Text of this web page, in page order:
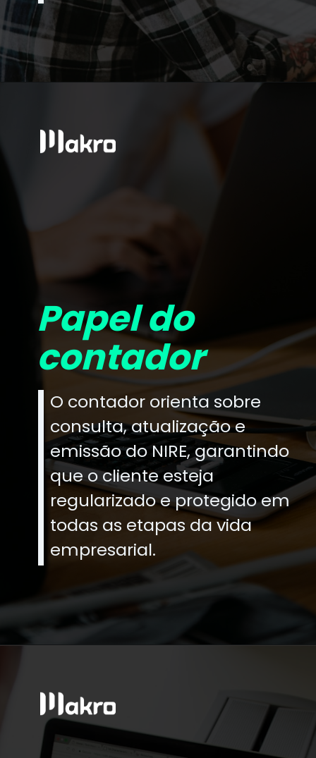
Papel do
contador
O contador orienta sobre
consulta, atualização e
emissão do NIRE, garantindo
que o cliente esteja
regularizado e protegido em
todas as etapas da vida
empresarial.